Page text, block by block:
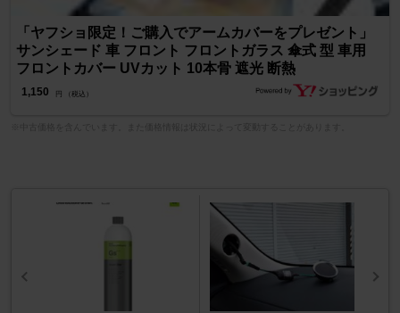
「ヤフショ限定！ご購入でアームカバーをプレゼント」
サンシェード 車 フロント フロントガラス 傘式 型 車用
フロントカバー UVカット 10本骨 遮光 断熱
1,150 円 （税込）